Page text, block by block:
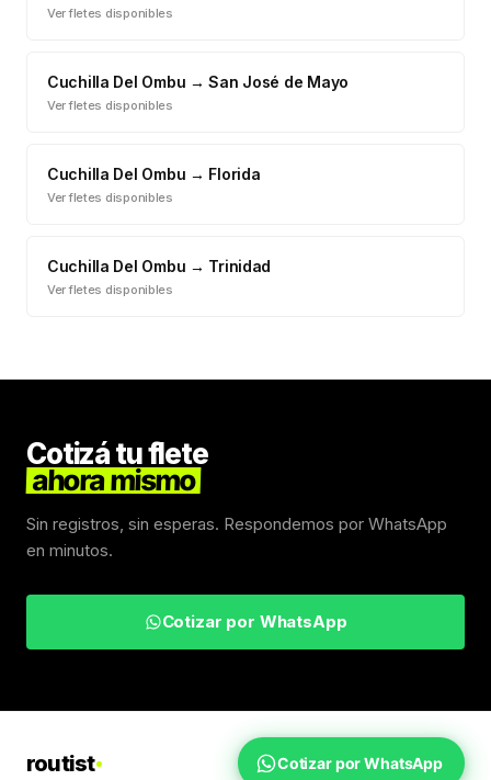
Ver fletes disponibles
Cuchilla Del Ombu →San José de Mayo
Ver fletes disponibles
Cuchilla Del Ombu → Florida
Ver fletes disponibles
Cuchilla Del Ombu → Trinidad
Ver fletes disponibles
Cotizá tu flete
ahora mismo
Sin registros, sin esperas. Respondemos por WhatsApp
en minutos.
Cotizar por WhatsApp
routist Fletes UruguayInicio
Cotizar por WhatsApp